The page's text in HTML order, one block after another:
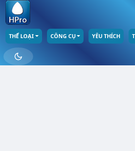
THỂ LOẠI CÔNG CỤ YÊU THÍCH